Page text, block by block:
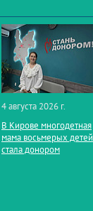
4 августа 2026 г.
В Кирове многодетная
мама восьмерых детей
стала донором